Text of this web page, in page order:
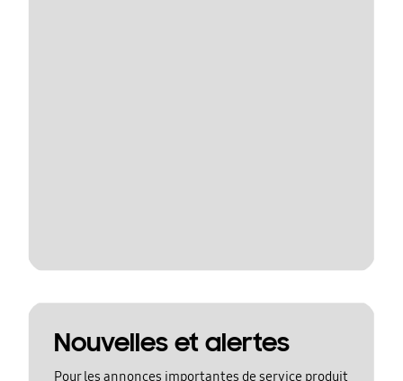
Nouvelles et alertes
Pour les annonces importantes de service produit